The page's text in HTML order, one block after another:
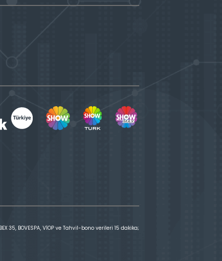
35, BOVESPA, VİOP ve Tahvil-bono verileri 15 dakika;